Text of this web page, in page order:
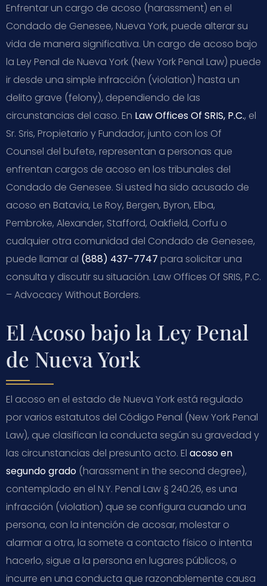
Enfrentar un cargo de acoso (harassment) en el
Condado de Genesee, Nueva York, puede alterar su
vida de manera significativa. Un cargo de acoso bajo
la Ley Penal de Nueva York (New York Penal Law) puede
ir desde una simple infracción (violation) hasta un
delito grave (felony), dependiendo de las
circunstancias del caso. En Law Offices Of SRIS, P.C., el
Sr. Sris, Propietario y Fundador, junto con los Of
Counsel del bufete, representan a personas que
enfrentan cargos de acoso en los tribunales del
Condado de Genesee. Si usted ha sido acusado de
acoso en Batavia, Le Roy, Bergen, Byron, Elba,
Pembroke, Alexander, Stafford, Oakfield, Corfu o
cualquier otra comunidad del Condado de Genesee,
puede llamar al (888) 437-7747 para solicitar una
consulta y discutir su situación. Law Offices Of SRIS, P.C.
– Advocacy Without Borders.
El Acoso bajo la Ley Penal
de Nueva York
El acoso en el estado de Nueva York está regulado
por varios estatutos del Código Penal (New York Penal
Law), que clasifican la conducta según su gravedad y
las circunstancias del presunto acto. El acoso en
segundo grado (harassment in the second degree),
contemplado en el N.Y. Penal Law § 240.26, es una
infracción (violation) que se configura cuando una
persona, con la intención de acosar, molestar o
alarmar a otra, la somete a contacto físico o intenta
hacerlo, sigue a la persona en lugares públicos, o
incurre en una conducta que razonablemente causa